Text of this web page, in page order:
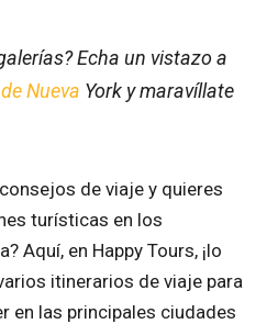
Echa un vistazo a
Nueva York y maravíllate
de viaje y quieres
turísticas en los
Aquí, en Happy Tours, ¡lo
itinerarios de viaje para
en las principales ciudades